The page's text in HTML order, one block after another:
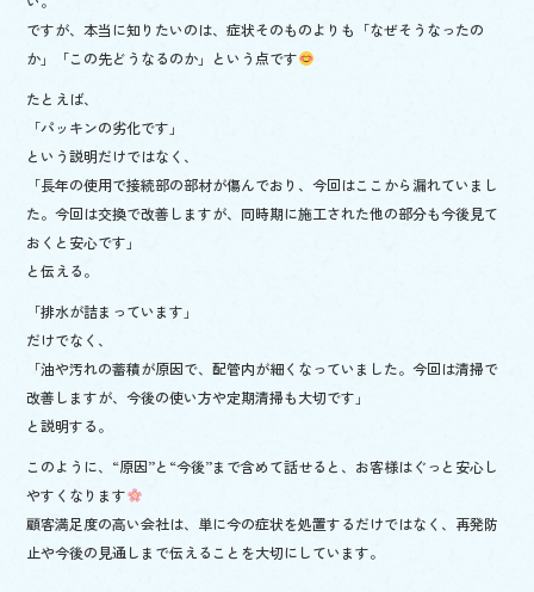
ですが、本当に知りたいのは、症状そのものよりも「なぜそうなったの
か」「この先どうなるのか」という点です
たとえば、
「パッキンの劣化です」
という説明だけではなく、
「長年の使用で接続部の部材が傷んでおり、今回はここから漏れていまし
た。今回は交換で改善しますが、同時期に施工された他の部分も今後見て
おくと安心です」
と伝える。
「排水が詰まっています」
だけでなく、
「油や汚れの蓄積が原因で、配管内が細くなっていました。今回は清掃で
改善しますが、今後の使い方や定期清掃も大切です」
と説明する。
このように、“原因”と“今後”まで含めて話せると、お客様はぐっと安心し
やすくなります
顧客満足度の高い会社は、単に今の症状を処置するだけではなく、再発防
止や今後の見通しまで伝えることを大切にしています。